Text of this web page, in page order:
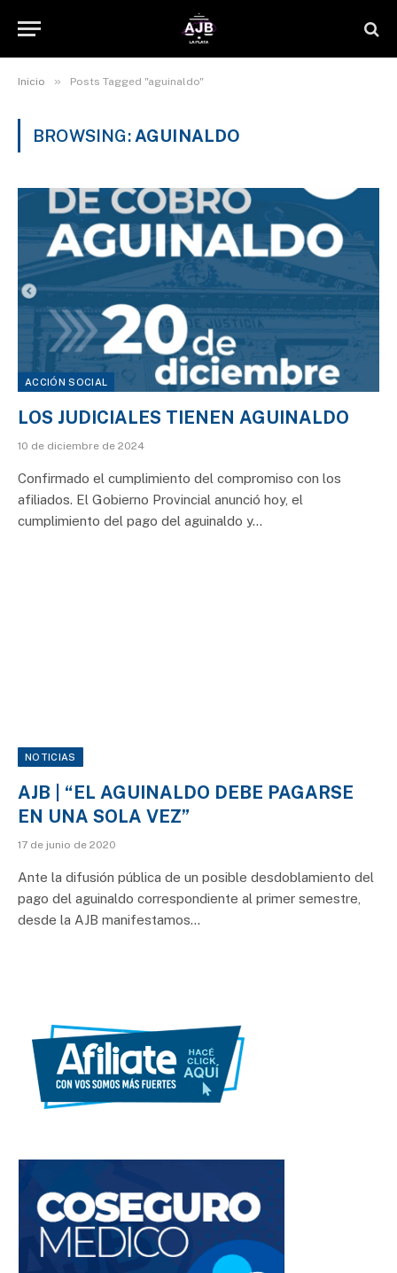
Inicio » Posts Tagged "aguinaldo"
BROWSING: AGUINALDO
ACCIÓN SOCIAL
LOS JUDICIALES TIENEN AGUINALDO
10 de diciembre de 2024
Confirmado el cumplimiento del compromiso con los
afiliados. El Gobierno Provincial anunció hoy, el
cumplimiento del pago del aguinaldo y…
NOTICIAS
AJB | “EL AGUINALDO DEBE PAGARSE
EN UNA SOLA VEZ”
17 de junio de 2020
Ante la difusión pública de un posible desdoblamiento del
pago del aguinaldo correspondiente al primer semestre,
desde la AJB manifestamos…